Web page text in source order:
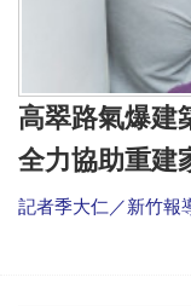
高翠路氣爆
全力協助重建
記者季大仁／新竹報